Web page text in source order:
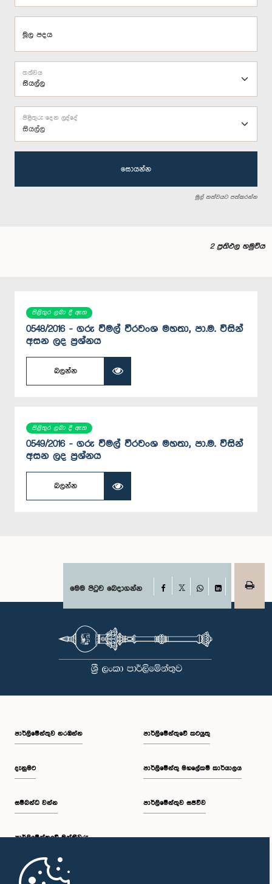
මූල පදය
තත්වය
සියල්ල
පිළිතුරු දෙන ලද්දේ
සොයන්න
මුල් තත්වයට පත්කරන්න
2 ප්‍රතිඵල හමුවිය
පිළිතුර ලබා දී ඇත
0548/2016 - ගරු විමල් වීරවංශ මහතා, පා.ම. විසින්
අසන ලද ප්‍රශ්නය
බලන්න
පිළිතුර ලබා දී ඇත
0549/2016 - ගරු විමල් වීරවංශ මහතා, පා.ම. විසින්
අසන ලද ප්‍රශ්නය
බලන්න
මෙම පිටුව බෙදාගන්න Facebook
පාර්ලි‌මේන්තුව නරඹන්න
දැනුමට
සම්බන්ධ වන්න
පාර්ලි‌මේන්තුවේ මන්ත්‍රීවරු
මුල් පිටුව
පාර්ලිමේන්තුවේ කටයුතු
පාර්ලිමේන්තු මහලේකම් කාර්යාලය
පාර්ලිමේන්තුව සජීවීව